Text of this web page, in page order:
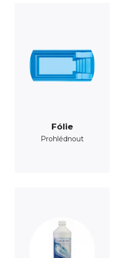
Fólie
Prohlédnout